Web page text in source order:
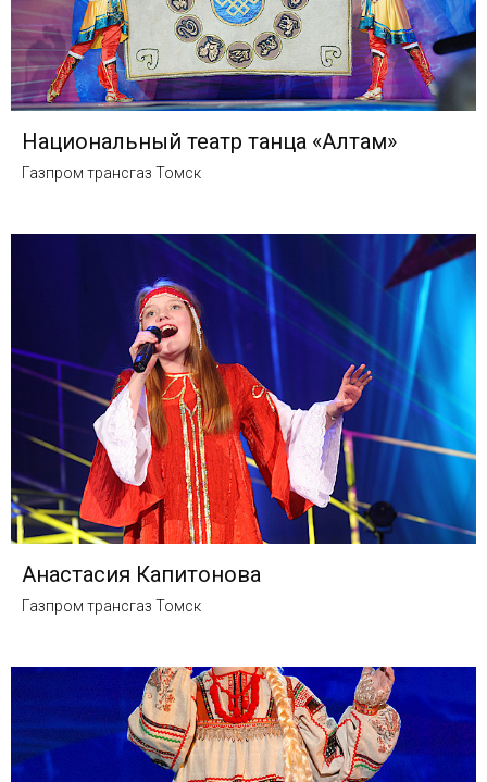
Национальный театр танца «Алтам»
Газпром трансгаз Томск
Анастасия Капитонова
Газпром трансгаз Томск